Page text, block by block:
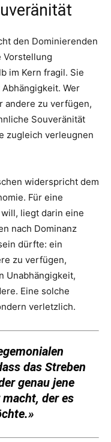
den Dominierenden
Vorstellung
im Kern fragil. Sie
Wer
andere zu verfügen,
Souveränität
zugleich verleugnen
widerspricht dem
Für eine
liegt darin eine
nach Dominanz
dürfte: ein
zu verfügen,
Unabhängigkeit,
Eine solche
verletzlich.
das Streben
genau jene
der es